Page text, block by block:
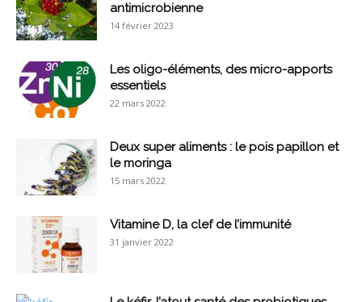
antimicrobienne
14 février 2023
Les oligo-éléments, des micro-apports
essentiels
22 mars 2022
Deux super aliments : le pois papillon et
le moringa
15 mars 2022
Vitamine D, la clef de l’immunité
31 janvier 2022